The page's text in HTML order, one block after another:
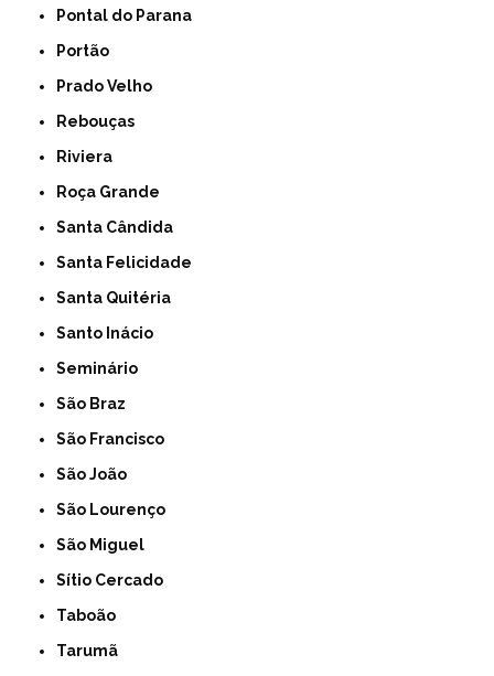
Pontal do Parana
Portão
Prado Velho
Rebouças
Riviera
Roça Grande
Santa Cândida
Santa Felicidade
Santa Quitéria
Santo Inácio
Seminário
São Braz
São Francisco
São João
São Lourenço
São Miguel
Sítio Cercado
Taboão
Tarumã